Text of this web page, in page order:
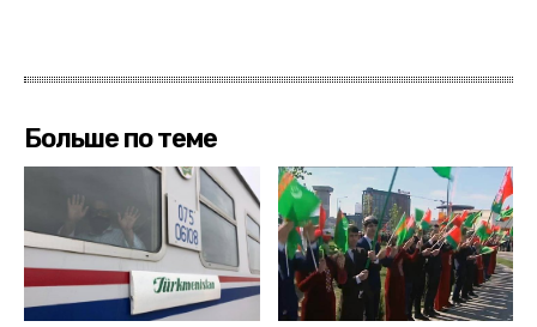
Больше по теме